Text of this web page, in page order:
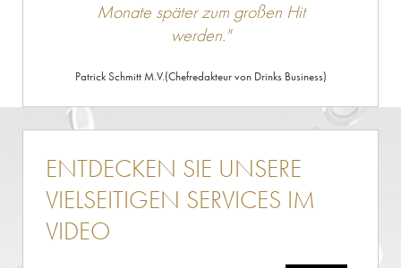
Monate später zum großen Hit
werden."
Patrick Schmitt M.V.(Chefredakteur von Drinks Business)
ENTDECKEN SIE UNSERE
VIELSEITIGEN SERVICES IM
VIDEO